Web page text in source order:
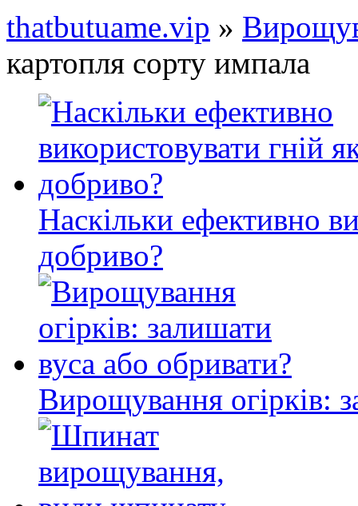
thatbutuame.vip »
картопля сорту импала
Наскільки ефективно
добриво?
Вирощування огірків: